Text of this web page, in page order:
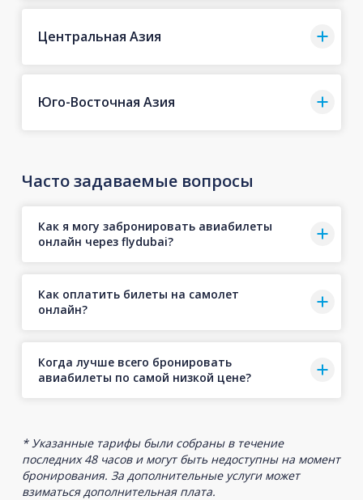
Центральная Азия
Юго-Восточная Азия
Часто задаваемые вопросы
Как я могу забронировать авиабилеты
онлайн через flydubai?
Как оплатить билеты на самолет
онлайн?
Когда лучше всего бронировать
авиабилеты по самой низкой цене?
* Указанные тарифы были собраны в течение
последних 48 часов и могут быть недоступны на момент
бронирования. За дополнительные услуги может
взиматься дополнительная плата.